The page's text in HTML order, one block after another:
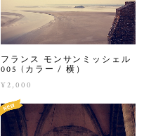
フランス モンサンミッシェル
005 (カラー / 横）
¥2,000